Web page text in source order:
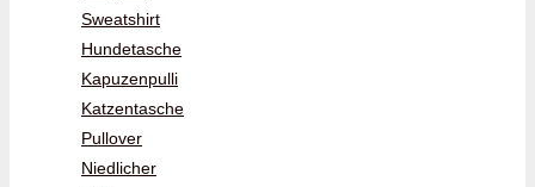
Sweatshirt
Hundetasche
Kapuzenpulli
Katzentasche
Pullover
Niedlicher